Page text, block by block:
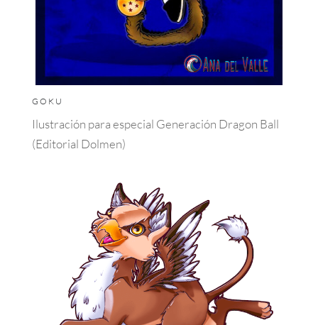
GOKU
Ilustración para especial Generación Dragon Ball
(Editorial Dolmen)